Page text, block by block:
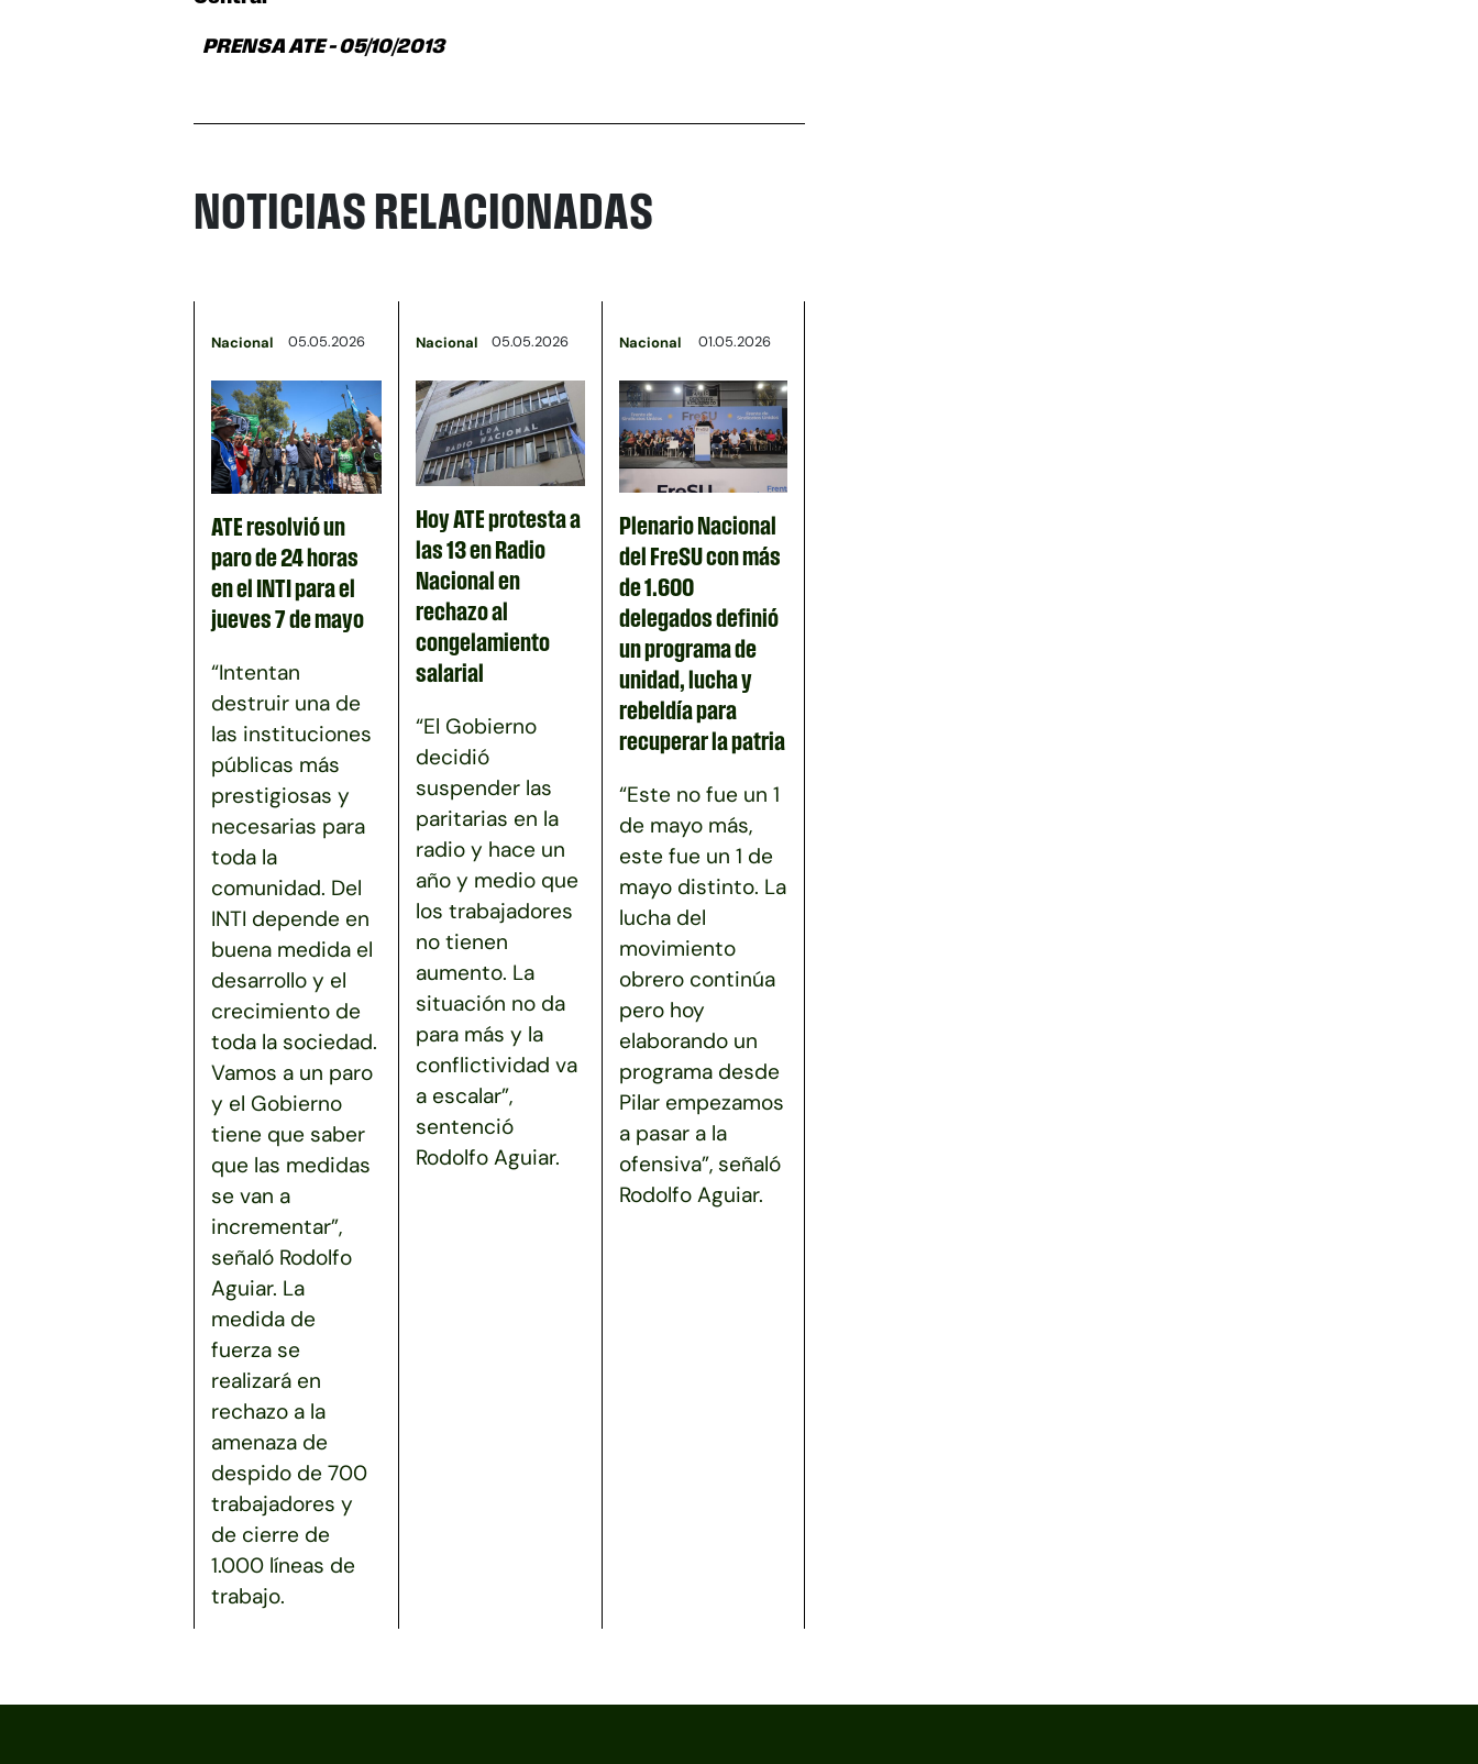
PRENSA ATE – 05/10/2013
NOTICIAS RELACIONADAS
Nacional 05.05.2026
ATE resolvió un
paro de 24 horas
en el INTI para el
jueves 7 de mayo
“Intentan
destruir una de
las instituciones
públicas más
prestigiosas y
necesarias para
toda la
comunidad. Del
INTI depende en
buena medida el
desarrollo y el
crecimiento de
toda la sociedad.
Vamos a un paro
y el Gobierno
tiene que saber
que las medidas
se van a
incrementar”,
señaló Rodolfo
Aguiar. La
medida de
fuerza se
realizará en
rechazo a la
amenaza de
despido de 700
trabajadores y
de cierre de
1.000 líneas de
trabajo.
Nacional 05.05.2026
Hoy ATE protesta a
las 13 en Radio
Nacional en
rechazo al
congelamiento
salarial
“El Gobierno
decidió
suspender las
paritarias en la
radio y hace un
año y medio que
los trabajadores
no tienen
aumento. La
situación no da
para más y la
conflictividad va
a escalar”,
sentenció
Rodolfo Aguiar.
Nacional 01.05.2026
Plenario Nacional
del FreSU con más
de 1.600
delegados definió
un programa de
unidad, lucha y
rebeldía para
recuperar la patria
“Este no fue un 1
de mayo más,
este fue un 1 de
mayo distinto. La
lucha del
movimiento
obrero continúa
pero hoy
elaborando un
programa desde
Pilar empezamos
a pasar a la
ofensiva”, señaló
Rodolfo Aguiar.